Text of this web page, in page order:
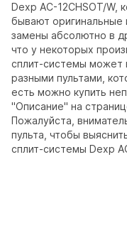
Dexp AC-12CHSOT/W,
бывают оригинальные
замены абсолютно в
что у некоторых
сплит-системы может
разными пультами,
есть можно купить
"Описание" на
Пожалуйста,
пульта, чтобы
сплит-системы Dexp